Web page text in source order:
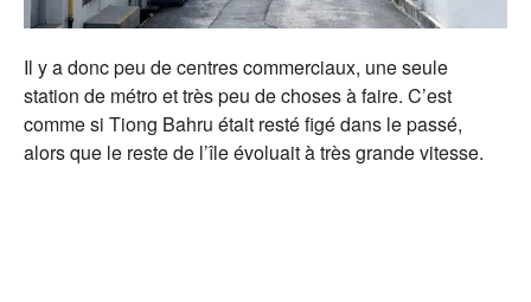
Il y a donc peu de centres commerciaux, une seule
station de métro et très peu de choses à faire. C’est
comme si Tiong Bahru était resté figé dans le passé,
alors que le reste de l’île évoluait à très grande vitesse.